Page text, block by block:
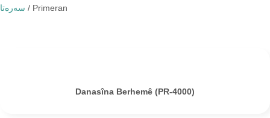
سەرەتا / Primeran
Danasîna Berhemê (PR-4000)